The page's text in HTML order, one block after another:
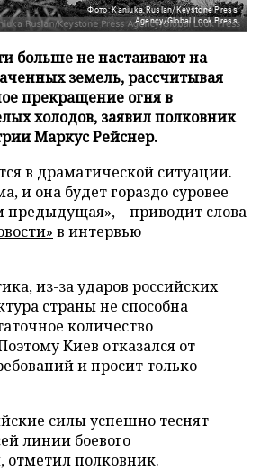
Фото: Kaniuka Ruslan/Keystone Press
Agency/Global Look Press
больше не настаивают на
земель, рассчитывая
прекращение огня в
холодов, заявил полковник
Маркус Рейснер.
в драматической ситуации.
и она будет гораздо суровее
– приводит слова
в интервью
из-за ударов российских
страны не способна
количество
Киев отказался от
и просит только
силы успешно теснят
линии боевого
отметил полковник.